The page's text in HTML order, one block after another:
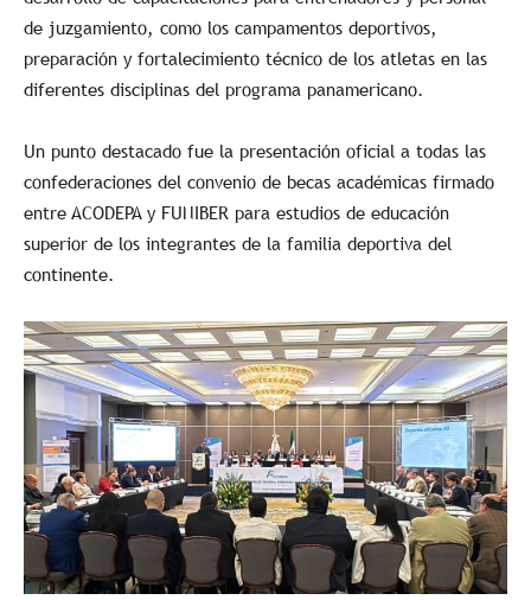
de juzgamiento, como los campamentos deportivos,
preparación y fortalecimiento técnico de los atletas en las
diferentes disciplinas del programa panamericano.
Un punto destacado fue la presentación oficial a todas las
confederaciones del convenio de becas académicas firmado
entre ACODEPA y FUNIBER para estudios de educación
superior de los integrantes de la familia deportiva del
continente.